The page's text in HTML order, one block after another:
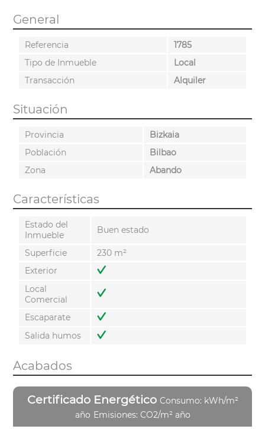
General
Referencia
1785
Tipo de Inmueble
Local
Transacción
Alquiler
Situación
Provincia
Bizkaia
Población
Bilbao
Zona
Abando
Características
Estado del
Inmueble
Buen estado
Superficie
230 m²
Exterior
Local
Comercial
Escaparate
Salida humos
Acabados
Certificado Energético Consumo: kWh/m²
año Emisiones: CO2/m² año